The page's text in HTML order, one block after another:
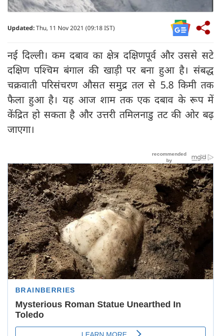
Updated:Thu, 11 Nov 2021 (09:18 IST)
नई दिल्ली। कम दबाव का क्षेत्र दक्षिणपूर्व और उससे सटे
दक्षिण पश्चिम बंगाल की खाड़ी पर बना हुआ है। संबद्ध
चक्रवाती परिसंचरण औसत समुद्र तल से 5.8 किमी तक
फैला हुआ है। यह आज शाम तक एक दबाव के रूप में
केंद्रित हो सकता है और उत्तरी तमिलनाडु तट की ओर बढ़
जाएगा।